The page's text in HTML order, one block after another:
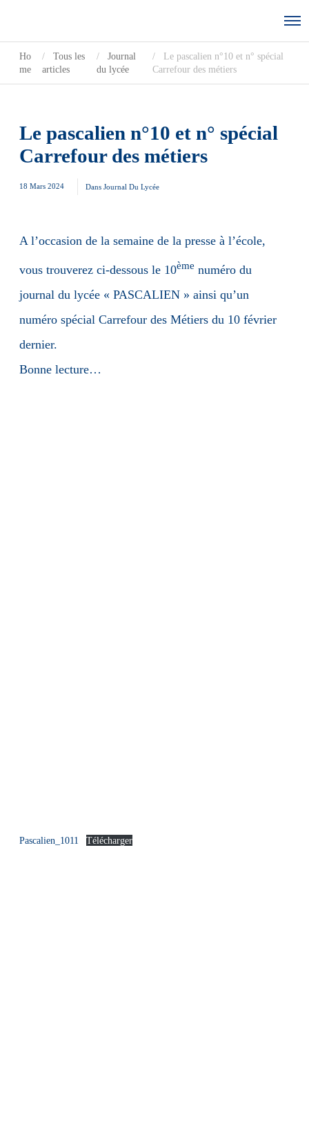
Ho
me
Tous les
articles
Journal
du lycée
Le pascalien n°10 et n° spécial
Carrefour des métiers
Le pascalien n°10 et n° spécial
Carrefour des métiers
18 Mars 2024 Dans Journal Du Lycée
A l’occasion de la semaine de la presse à l’école,
vous trouverez ci-dessous le 10ème numéro du
journal du lycée « PASCALIEN » ainsi qu’un
numéro spécial Carrefour des Métiers du 10 février
dernier.
Bonne lecture…
Pascalien_1011 Télécharger